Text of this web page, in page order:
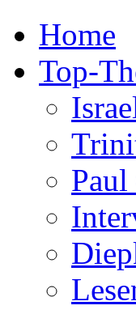
Home
Top-